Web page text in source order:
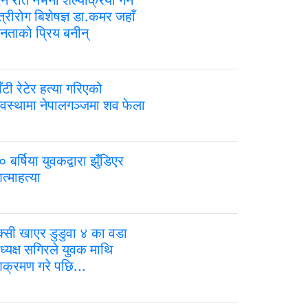
बिशेषज्ञ डा.कमर जहाँ
प्रिय बनीन्
रेटेर हत्या गरिएको
नेपालगञ्जमा शव फेला
बर्षिया युवकद्वारा झुँडिएर
खाएर डुडुवा ४ का वडा
सगिरले युवक माथि
गरे पछि...